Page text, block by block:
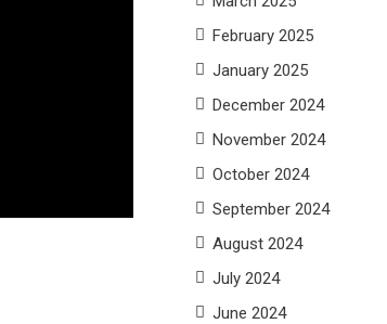
February 2025
January 2025
December 2024
November 2024
October 2024
September 2024
August 2024
July 2024
June 2024